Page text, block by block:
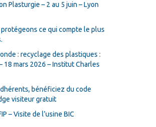
Plasturgie – 2 au 5 juin – Lyon
protégeons ce qui compte le plus
: recyclage des plastiques :
18 mars 2026 – Institut Charles
bénéficiez du code
visiteur gratuit
– Visite de l’usine BIC